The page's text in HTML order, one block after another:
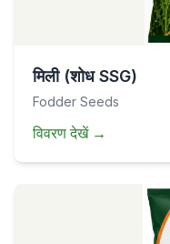
मिली (शोध SSG)
Fodder Seeds
विवरण देखें→